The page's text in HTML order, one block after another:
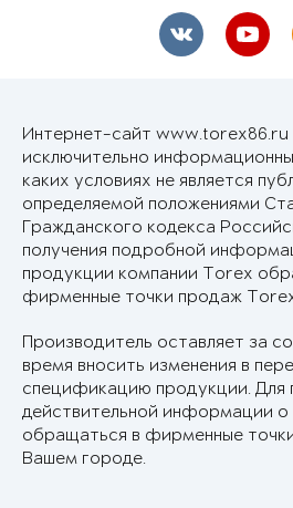
Интернет-сайт
исключительно
каких условиях не является
определяемой положениями
Гражданского кодекса
получения подробной
продукции компании Torex
фирменные точки продаж
Производитель оставляет за
время вносить изменения в
спецификацию продукции. Для
действительной информации
обращаться в фирменные
Вашем городе.